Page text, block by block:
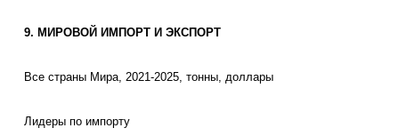
9. МИРОВОЙ ИМПОРТ И ЭКСПОРТ
Все страны Мира, 2021-2025, тонны, доллары
Лидеры по импорту